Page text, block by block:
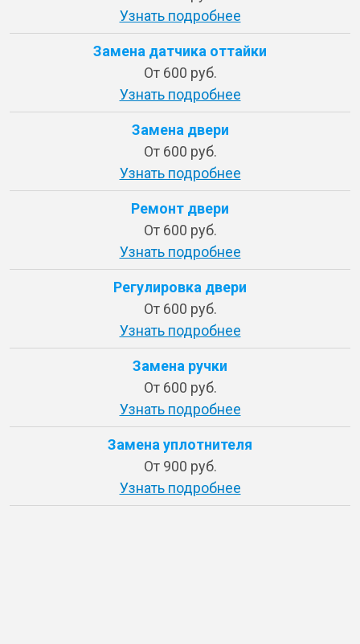
Узнать подробнее
Замена датчика оттайки
От 600 руб.
Узнать подробнее
Замена двери
От 600 руб.
Узнать подробнее
Ремонт двери
От 600 руб.
Узнать подробнее
Регулировка двери
От 600 руб.
Узнать подробнее
Замена ручки
От 600 руб.
Узнать подробнее
Замена уплотнителя
От 900 руб.
Узнать подробнее